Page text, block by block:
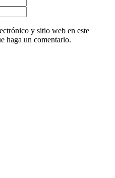
y sitio web en este
haga un comentario.